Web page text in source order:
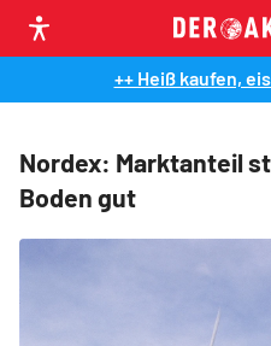
++ Heiß kaufen,
Nordex: Marktanteil
Boden gut